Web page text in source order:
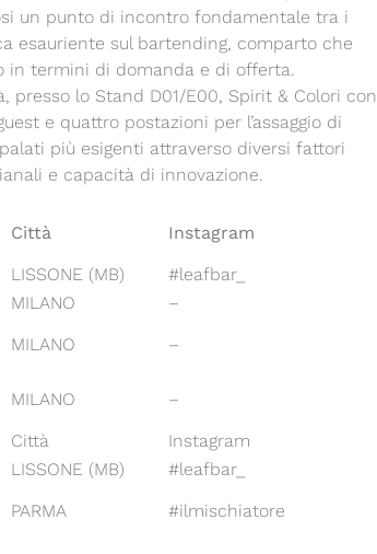
un punto di incontro fondamentale tra i
esauriente sul bartending, comparto che
in termini di domanda e di offerta.
presso lo Stand D01/E00, Spirit & Colori con
e quattro postazioni per l’assaggio di
più esigenti attraverso diversi fattori
e capacità di innovazione.
Città
Instagram
LISSONE (MB)
#leafbar_
MILANO
–
MILANO –
MILANO
–
Città
Instagram
LISSONE (MB)
#leafbar_
PARMA #ilmischiatore